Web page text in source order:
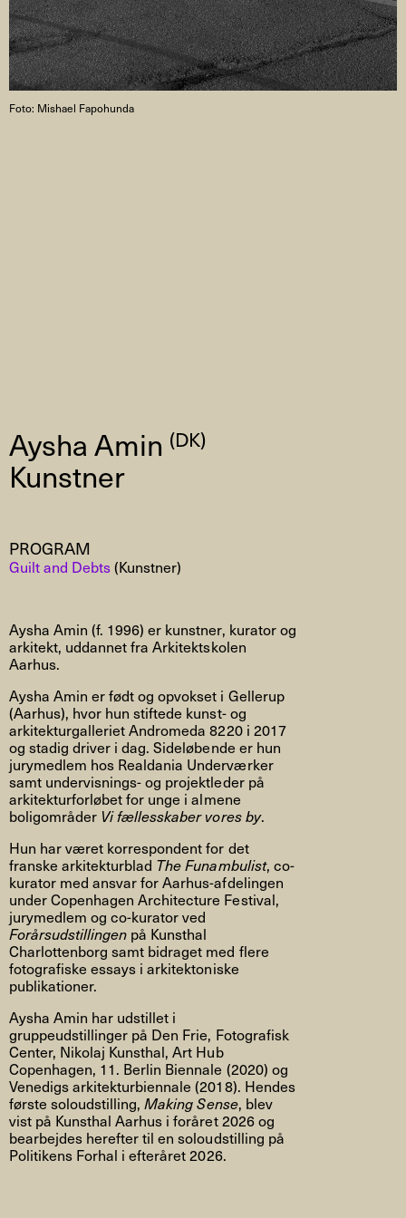
Aysha Amin (DK)
Kunstner
PROGRAM
Guilt and Debts(Kunstner)
Aysha Amin (f. 1996) er kunstner, kurator og
arkitekt, uddannet fra Arkitektskolen
Aarhus.
Aysha Amin er født og opvokset i Gellerup
(Aarhus), hvor hun stiftede kunst- og
arkitekturgalleriet Andromeda 8220 i 2017
og stadig driver i dag. Sideløbende er hun
jurymedlem hos Realdania Underværker
samt undervisnings- og projektleder på
arkitekturforløbet for unge i almene
boligområder Vi fællesskaber vores by.
Hun har været korrespondent for det
franske arkitekturblad The Funambulist, co-
kurator med ansvar for Aarhus-afdelingen
under Copenhagen Architecture Festival,
jurymedlem og co-kurator ved
Forårsudstillingen på Kunsthal
Charlottenborg samt bidraget med flere
fotografiske essays i arkitektoniske
publikationer.
Aysha Amin har udstillet i
gruppeudstillinger på Den Frie, Fotografisk
Center, Nikolaj Kunsthal, Art Hub
Copenhagen, 11. Berlin Biennale (2020) og
Venedigs arkitekturbiennale (2018). Hendes
første soloudstilling,Making Sense, blev
vist på Kunsthal Aarhus i foråret 2026 og
bearbejdes herefter til en soloudstilling på
Politikens Forhal i efteråret 2026.
Foto: Mishael Fapohunda